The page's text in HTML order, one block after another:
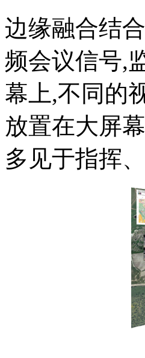
边缘融合结
频会议信号,
幕上,不同的
放置在大屏
多见于指挥